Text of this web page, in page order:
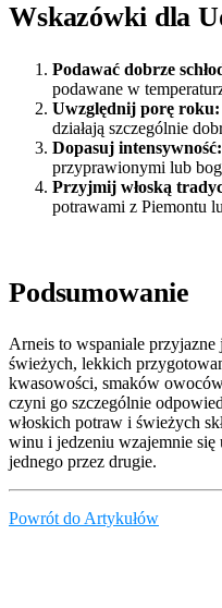
Wskazówki dla
Podawać dobrze
podawane w
Uwzględnij porę roku:
działają szczególnie
Dopasuj intensywność:
przyprawionymi lub
Przyjmij włoską
potrawami z Piemontu
Podsumowanie
Arneis to wspaniale
świeżych, lekkich
kwasowości, smaków
czyni go szczególnie
włoskich potraw i świeżych
winu i jedzeniu wzajemnie się
jednego przez drugie.
Powrót do Artykułów